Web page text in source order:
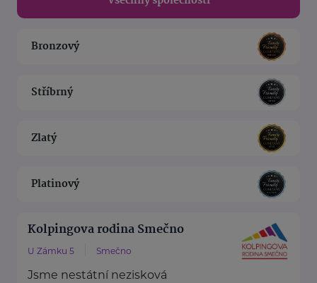
Bronzový
Stříbrný
Zlatý
Platinový
Kolpingova rodina Smečno
U Zámku 5 Smečno
Jsme nestátní nezisková